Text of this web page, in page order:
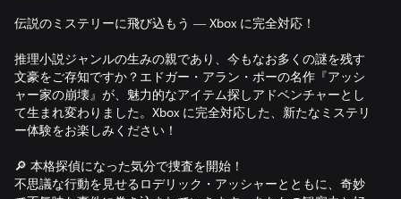
伝説のミステリーに飛び込もう ― Xbox に完全対応！
推理小説ジャンルの生みの親であり、今もなお多くの謎を残す
文豪をご存知ですか？エドガー・アラン・ポーの名作『アッシ
ャー家の崩壊』が、魅力的なアイテム探しアドベンチャーとし
て生まれ変わりました。Xbox に完全対応した、新たなミステリ
ー体験をお楽しみください！
🔎 本格探偵になった気分で捜査を開始！
不思議な行動を見せるロデリック・アッシャーとともに、奇妙